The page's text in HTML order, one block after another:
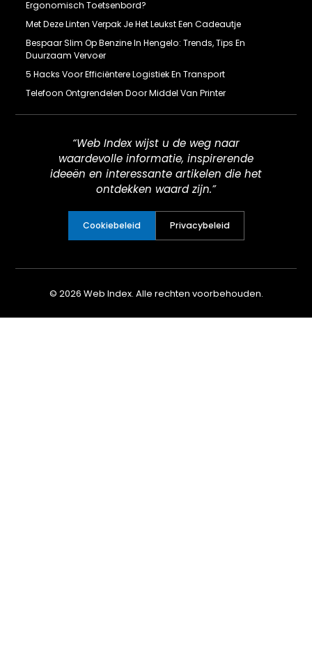
Ergonomisch Toetsenbord?
Met Deze Linten Verpak Je Het Leukst Een Cadeautje
Bespaar Slim Op Benzine In Hengelo: Trends, Tips En
Duurzaam Vervoer
5 Hacks Voor Efficiëntere Logistiek En Transport
Telefoon Ontgrendelen Door Middel Van Printer
“Web Index wijst u de weg naar
waardevolle informatie, inspirerende
ideeën en interessante artikelen die het
ontdekken waard zijn.”
Cookiebeleid Privacybeleid
© 2026 Web Index. Alle rechten voorbehouden.